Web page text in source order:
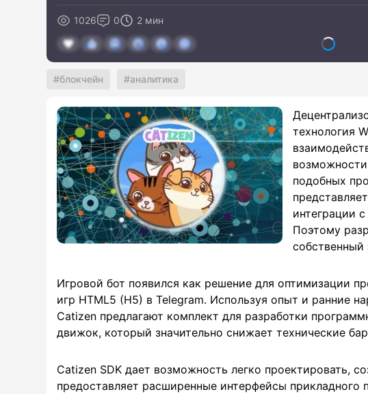
1026 0 2 мин
блокчейн аналитика
технология
подобных
интеграции
Поэтому
собственный
Игровой бот появился как решение для оптимизации
игр HTML5 (H5) в Telegram. Используя опыт и ранние
Catizen предлагают комплект для разработки
движок, который значительно снижает технические
Catizen SDK дает возможность легко проектировать,
предоставляет расширенные интерфейсы прикладного